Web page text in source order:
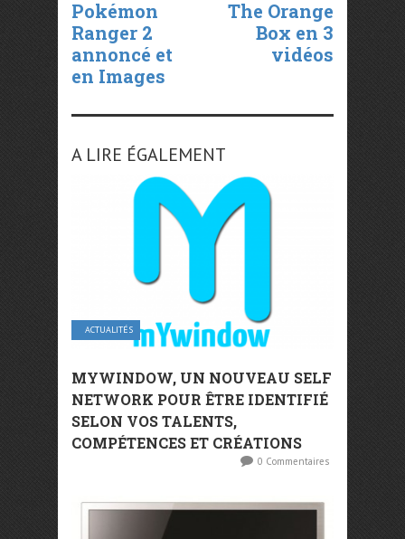
Pokémon
Ranger 2
annoncé et
en Images
The Orange
Box en 3
vidéos
A LIRE ÉGALEMENT
ACTUALITÉS
MYWINDOW, UN NOUVEAU SELF
NETWORK POUR ÊTRE IDENTIFIÉ
SELON VOS TALENTS,
COMPÉTENCES ET CRÉATIONS
0 Commentaires